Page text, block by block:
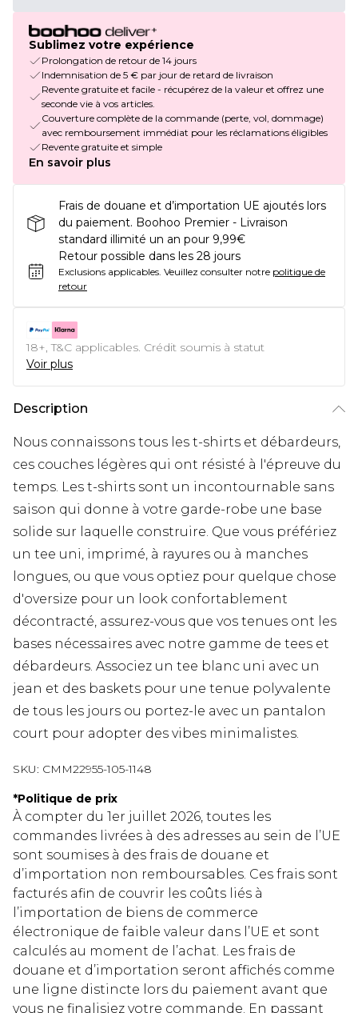
Sublimez votre expérience
Prolongation de retour de 14 jours
Indemnisation de 5 € par jour de retard de livraison
Revente gratuite et facile - récupérez de la valeur et offrez une
seconde vie à vos articles.
Couverture complète de la commande (perte, vol, dommage)
avec remboursement immédiat pour les réclamations éligibles
Revente gratuite et simple
En savoir plus
Frais de douane et d’importation UE ajoutés lors
du paiement. Boohoo Premier - Livraison
standard illimité un an pour 9,99€
Retour possible dans les 28 jours
Exclusions applicables. Veuillez consulter notre politique de
retour
18+, T&C applicables. Crédit soumis à statut
Voir plus
Description
Nous connaissons tous les t-shirts et débardeurs,
ces couches légères qui ont résisté à l'épreuve du
temps. Les t-shirts sont un incontournable sans
saison qui donne à votre garde-robe une base
solide sur laquelle construire. Que vous préfériez
un tee uni, imprimé, à rayures ou à manches
longues, ou que vous optiez pour quelque chose
d'oversize pour un look confortablement
décontracté, assurez-vous que vos tenues ont les
bases nécessaires avec notre gamme de tees et
débardeurs. Associez un tee blanc uni avec un
jean et des baskets pour une tenue polyvalente
de tous les jours ou portez-le avec un pantalon
court pour adopter des vibes minimalistes.
SKU: CMM22955-105-1148
*Politique de prix
À compter du 1er juillet 2026, toutes les
commandes livrées à des adresses au sein de l’UE
sont soumises à des frais de douane et
d’importation non remboursables. Ces frais sont
facturés afin de couvrir les coûts liés à
l’importation de biens de commerce
électronique de faible valeur dans l’UE et sont
calculés au moment de l’achat. Les frais de
douane et d’importation seront affichés comme
une ligne distincte lors du paiement avant que
vous ne finalisiez votre commande. En passant